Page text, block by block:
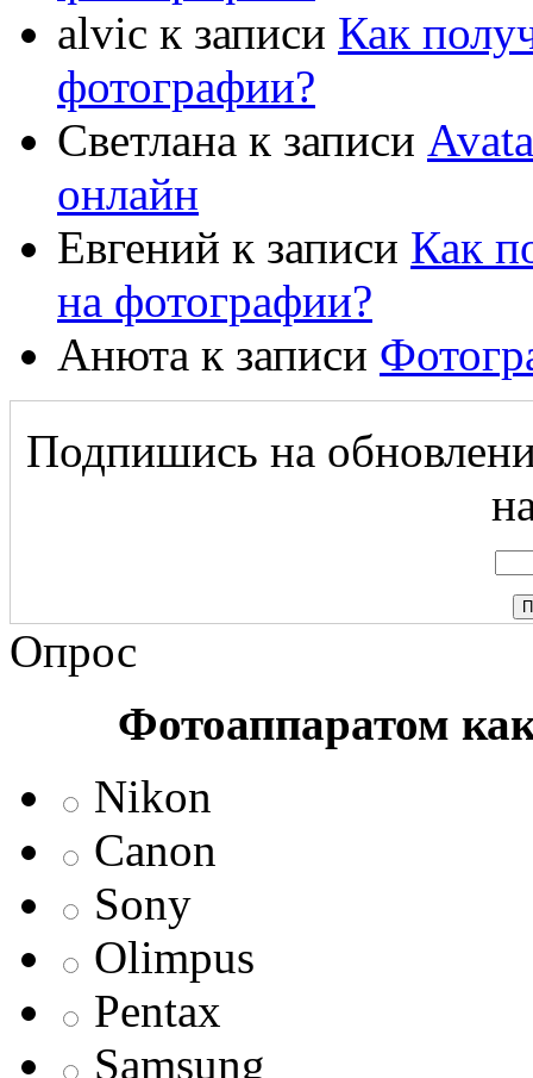
alvic к записи Как
фотографии?
Светлана к записи
онлайн
Евгений к записи Как
на фотографии?
Анюта к записи
Подпишись на
Опрос
Фотоаппаратом
Nikon
Canon
Sony
Olimpus
Pentax
Samsung